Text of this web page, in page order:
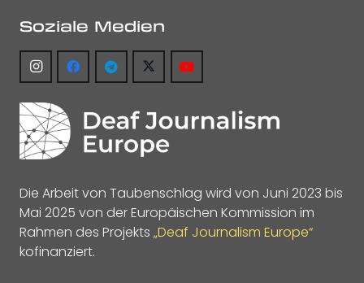
Soziale Medien
Die Arbeit von Taubenschlag wird von Juni 2023 bis
Mai 2025 von der Europäischen Kommission im
Rahmen des Projekts „Deaf Journalism Europe“
kofinanziert.